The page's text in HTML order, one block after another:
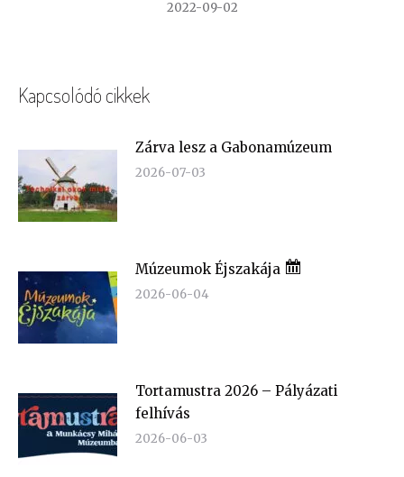
2022-09-02
Kapcsolódó cikkek
Zárva lesz a Gabonamúzeum
2026-07-03
Múzeumok Éjszakája
2026-06-04
Tortamustra 2026 – Pályázati
felhívás
2026-06-03